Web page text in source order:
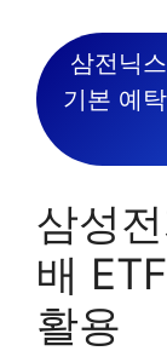
삼전닉
기본 예
삼성
배
활용